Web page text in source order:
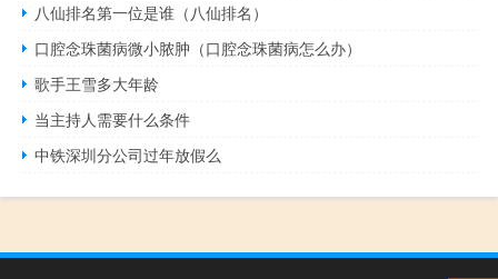
八仙排名第一位是谁（八仙排名）
口腔念珠菌病微小脓肿（口腔念珠菌病怎么办）
歌手王雪多大年龄
当主持人需要什么条件
中铁深圳分公司过年放假么